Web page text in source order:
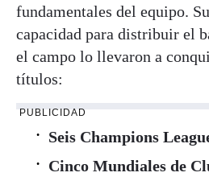
fundamentales del equipo.
capacidad para distribuir el
el campo lo llevaron a
títulos:
PUBLICIDAD
Seis Champions
Cinco Mundiales de